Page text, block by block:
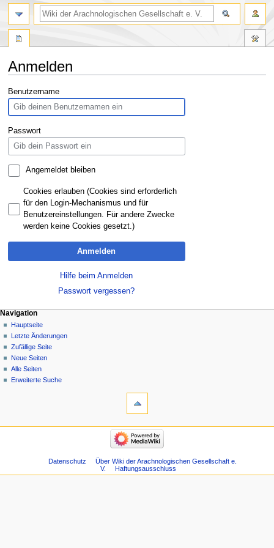
Anmelden
Zur
Navigation
springen
Zur
Suche
springen
Benutzername
Passwort
Angemeldet bleiben
Cookies erlauben (Cookies sind erforderlich
für den Login-Mechanismus und für
Benutzereinstellungen. Für andere Zwecke
werden keine Cookies gesetzt.)
Anmelden
Hilfe beim Anmelden
Passwort vergessen?
Navigation
Hauptseite
Letzte Änderungen
Zufällige Seite
Neue Seiten
Alle Seiten
Erweiterte Suche
Datenschutz
Über Wiki der Arachnologischen Gesellschaft e.
V.
Haftungsausschluss